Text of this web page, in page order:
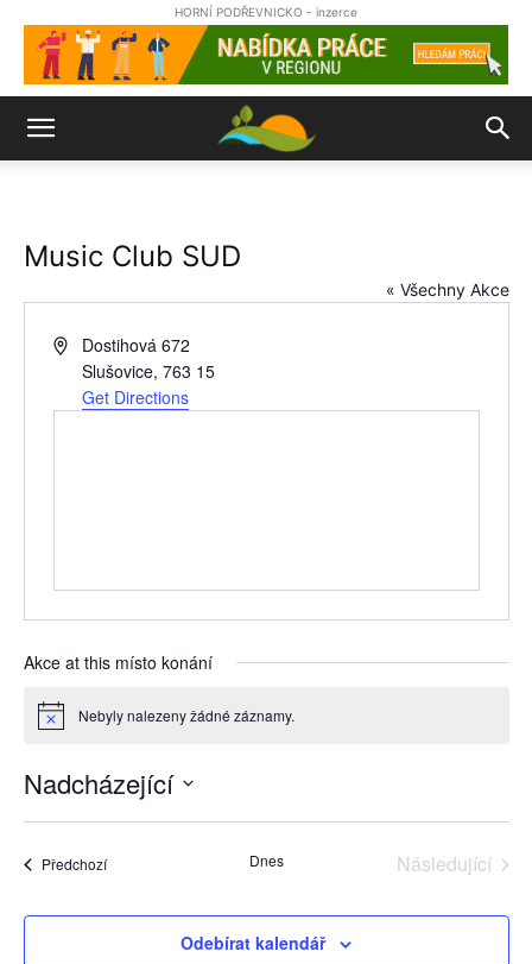
HORNÍ PODŘEVNICKO - inzerce
Music Club SUD
« Všechny Akce
AddressDostihová 672
Slušovice, 763 15
Get Directions
Akce at this místo konání
Notice Nebyly nalezeny žádné záznamy.
Nadcházející
PředchozíAkce Dnes
Následující
Odebírat kalendář